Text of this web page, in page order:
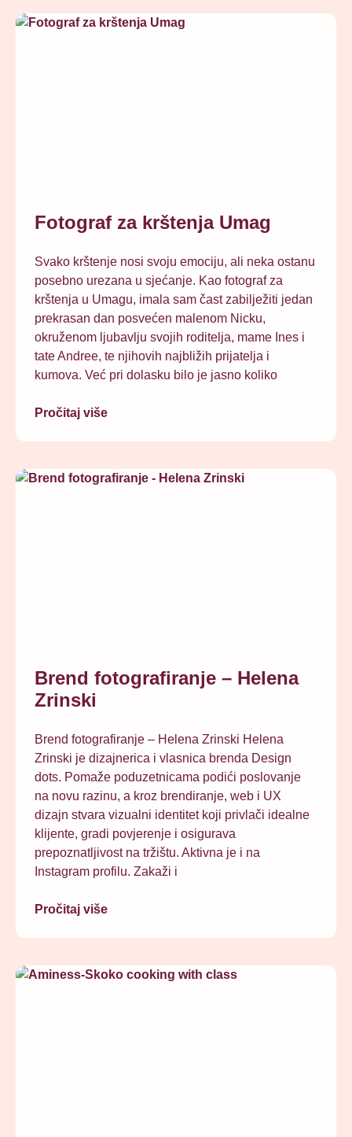
Fotograf za krštenja Umag
Svako krštenje nosi svoju emociju, ali neka ostanu
posebno urezana u sjećanje. Kao fotograf za
krštenja u Umagu, imala sam čast zabilježiti jedan
prekrasan dan posvećen malenom Nicku,
okruženom ljubavlju svojih roditelja, mame Ines i
tate Andree, te njihovih najbližih prijatelja i
kumova. Već pri dolasku bilo je jasno koliko
Pročitaj više
Brend fotografiranje – Helena
Zrinski
Brend fotografiranje – Helena Zrinski Helena
Zrinski je dizajnerica i vlasnica brenda Design
dots. Pomaže poduzetnicama podići poslovanje
na novu razinu, a kroz brendiranje, web i UX
dizajn stvara vizualni identitet koji privlači idealne
klijente, gradi povjerenje i osigurava
prepoznatljivost na tržištu. Aktivna je i na
Instagram profilu. Zakaži i
Pročitaj više